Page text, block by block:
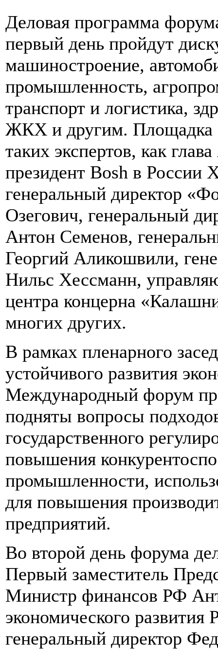
Деловая программа
первый день пройдут
машиностроение,
промышленность,
транспорт и логистика,
ЖКХ и другим. Площадка
таких экспертов, как
президент Bosh в России
генеральный директор
Озегович, генеральный
Антон Семенов,
Георгий Аликошвили,
Нильс Хессманн,
центра концерна
многих других.
В рамках пленарного
устойчивого развития
Международный форум
подняты вопросы
государственного
повышения
промышленности,
для повышения
предприятий.
Во второй день форума
Первый заместитель
Министр финансов РФ
экономического
генеральный директор